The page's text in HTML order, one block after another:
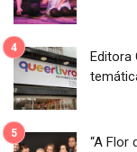
Editora
“A Flor